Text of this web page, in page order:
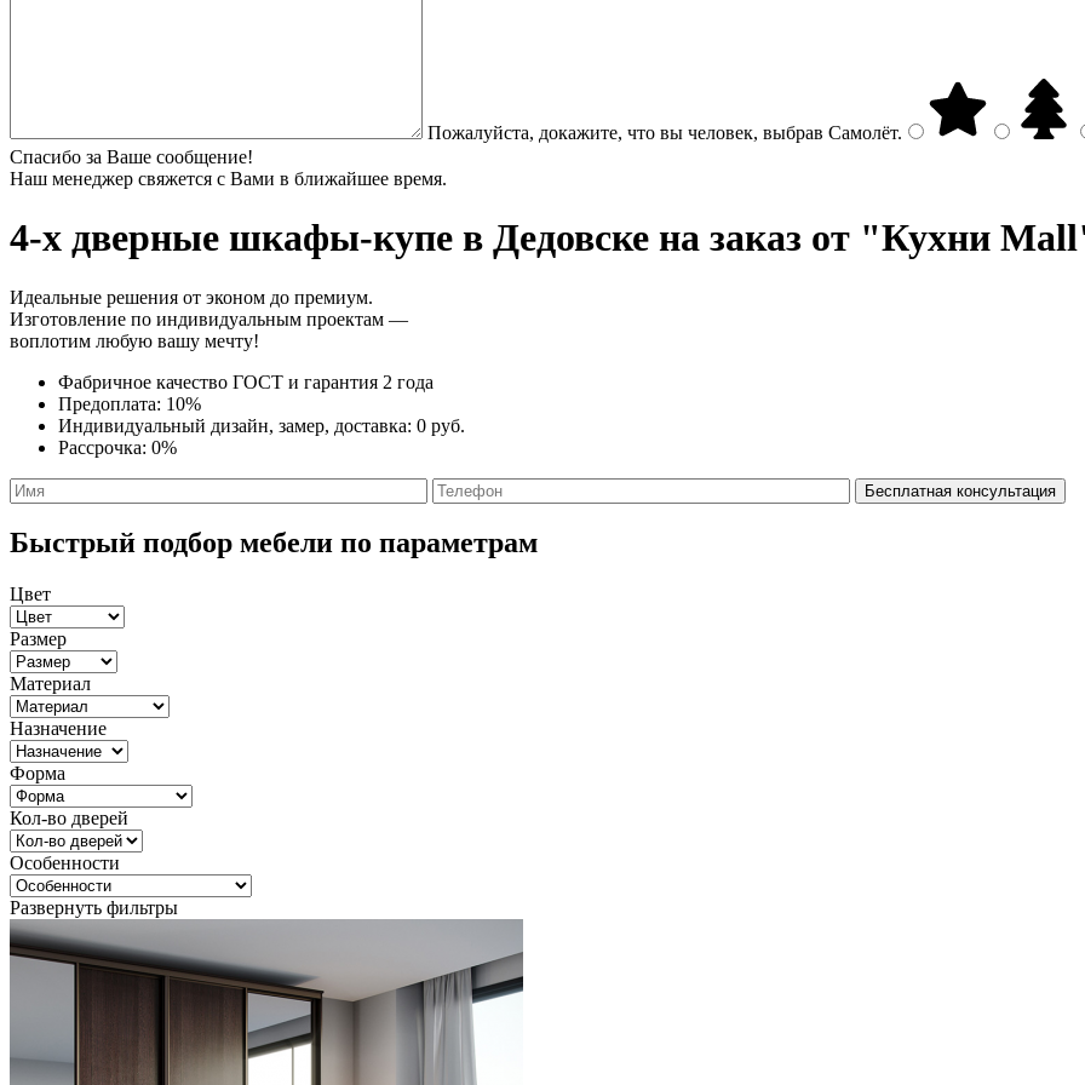
Пожалуйста, докажите, что вы человек, выбрав Самолёт.
Спасибо за Ваше сообщение!
Наш менеджер свяжется с Вами в ближайшее время.
4-х дверные шкафы-купе в Дедовске на заказ от "Кухни
Идеальные решения от эконом до премиум.
Изготовление по индивидуальным проектам —
воплотим любую вашу мечту!
Фабричное качество ГОСТ и гарантия 2 года
Предоплата: 10%
Индивидуальный дизайн, замер, доставка: 0 руб.
Рассрочка: 0%
Быстрый подбор мебели по параметрам
Цвет
Размер
Материал
Назначение
Форма
Кол-во дверей
Особенности
Развернуть фильтры